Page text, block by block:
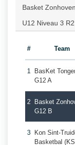
Basket
U12 Niveau 3
# Team
1
BasKet
G12 A
2
Basket
G12 B
3
Kon Sint-
Basketbal